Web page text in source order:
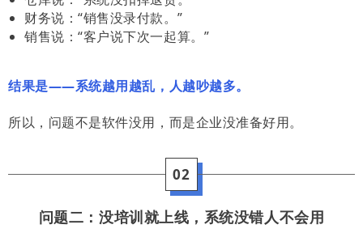
财务说：“销售没录付款。”
销售说：“客户说下次一起算。”
结果是——系统越用越乱，人越吵越多。
所以，问题不是软件没用，而是企业没准备好用。
02
问题二：没培训就上线，系统没错人不会用